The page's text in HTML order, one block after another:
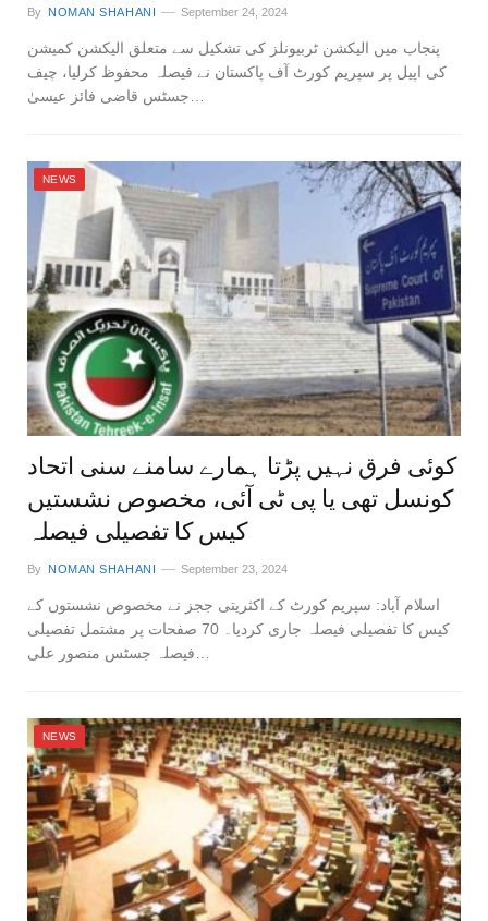
By NOMAN SHAHANI September 24, 2024
پنجاب میں الیکشن ٹربیونلز کی تشکیل سے متعلق الیکشن کمیشن
کی اپیل پر سپریم کورٹ آف پاکستان نے فیصلہ محفوظ کرلیا، چیف
NEWS
کوئی فرق نہیں پڑتا ہمارے سامنے سنی اتحاد
کونسل تھی یا پی ٹی آئی، مخصوص نشستیں
کیس کا تفصیلی فیصلہ
By NOMAN SHAHANI September 23, 2024
اسلام آباد: سپریم کورٹ کے اکثریتی ججز نے مخصوص نشستوں کے
کیس کا تفصیلی فیصلہ جاری کردیا۔ 70 صفحات پر مشتمل تفصیلی
فیصلہ جسٹس منصور علی…
NEWS